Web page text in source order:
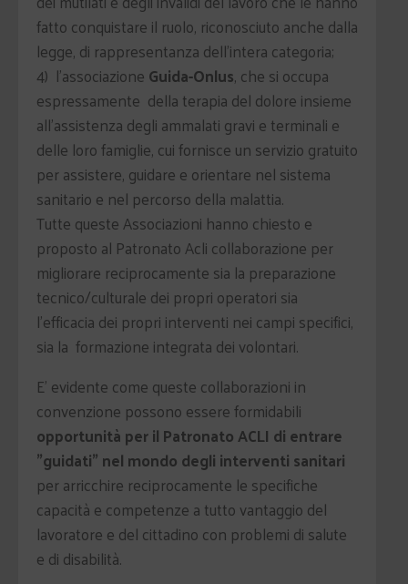
fatto conquistare il ruolo, riconosciuto anche dalla
legge, di rappresentanza dell'intera categoria;
4) l'associazione Guida-Onlus, che si occupa
espressamente della terapia del dolore insieme
all'assistenza degli ammalati gravi e terminali e
delle loro famiglie, cui fornisce un servizio gratuito
per assistere, guidare e orientare nel sistema
sanitario e nel percorso della malattia.
Tutte queste Associazioni hanno chiesto e
proposto al Patronato Acli collaborazione per
migliorare reciprocamente sia la preparazione
tecnico/culturale dei propri operatori sia
l'efficacia dei propri interventi nei campi specifici,
sia la formazione integrata dei volontari.
E' evidente come queste collaborazioni in
convenzione possono essere formidabili
opportunità per il Patronato ACLI di entrare
"guidati" nel mondo degli interventi sanitari
per arricchire reciprocamente le specifiche
capacità e competenze a tutto vantaggio del
lavoratore e del cittadino con problemi di salute
e di disabilità.